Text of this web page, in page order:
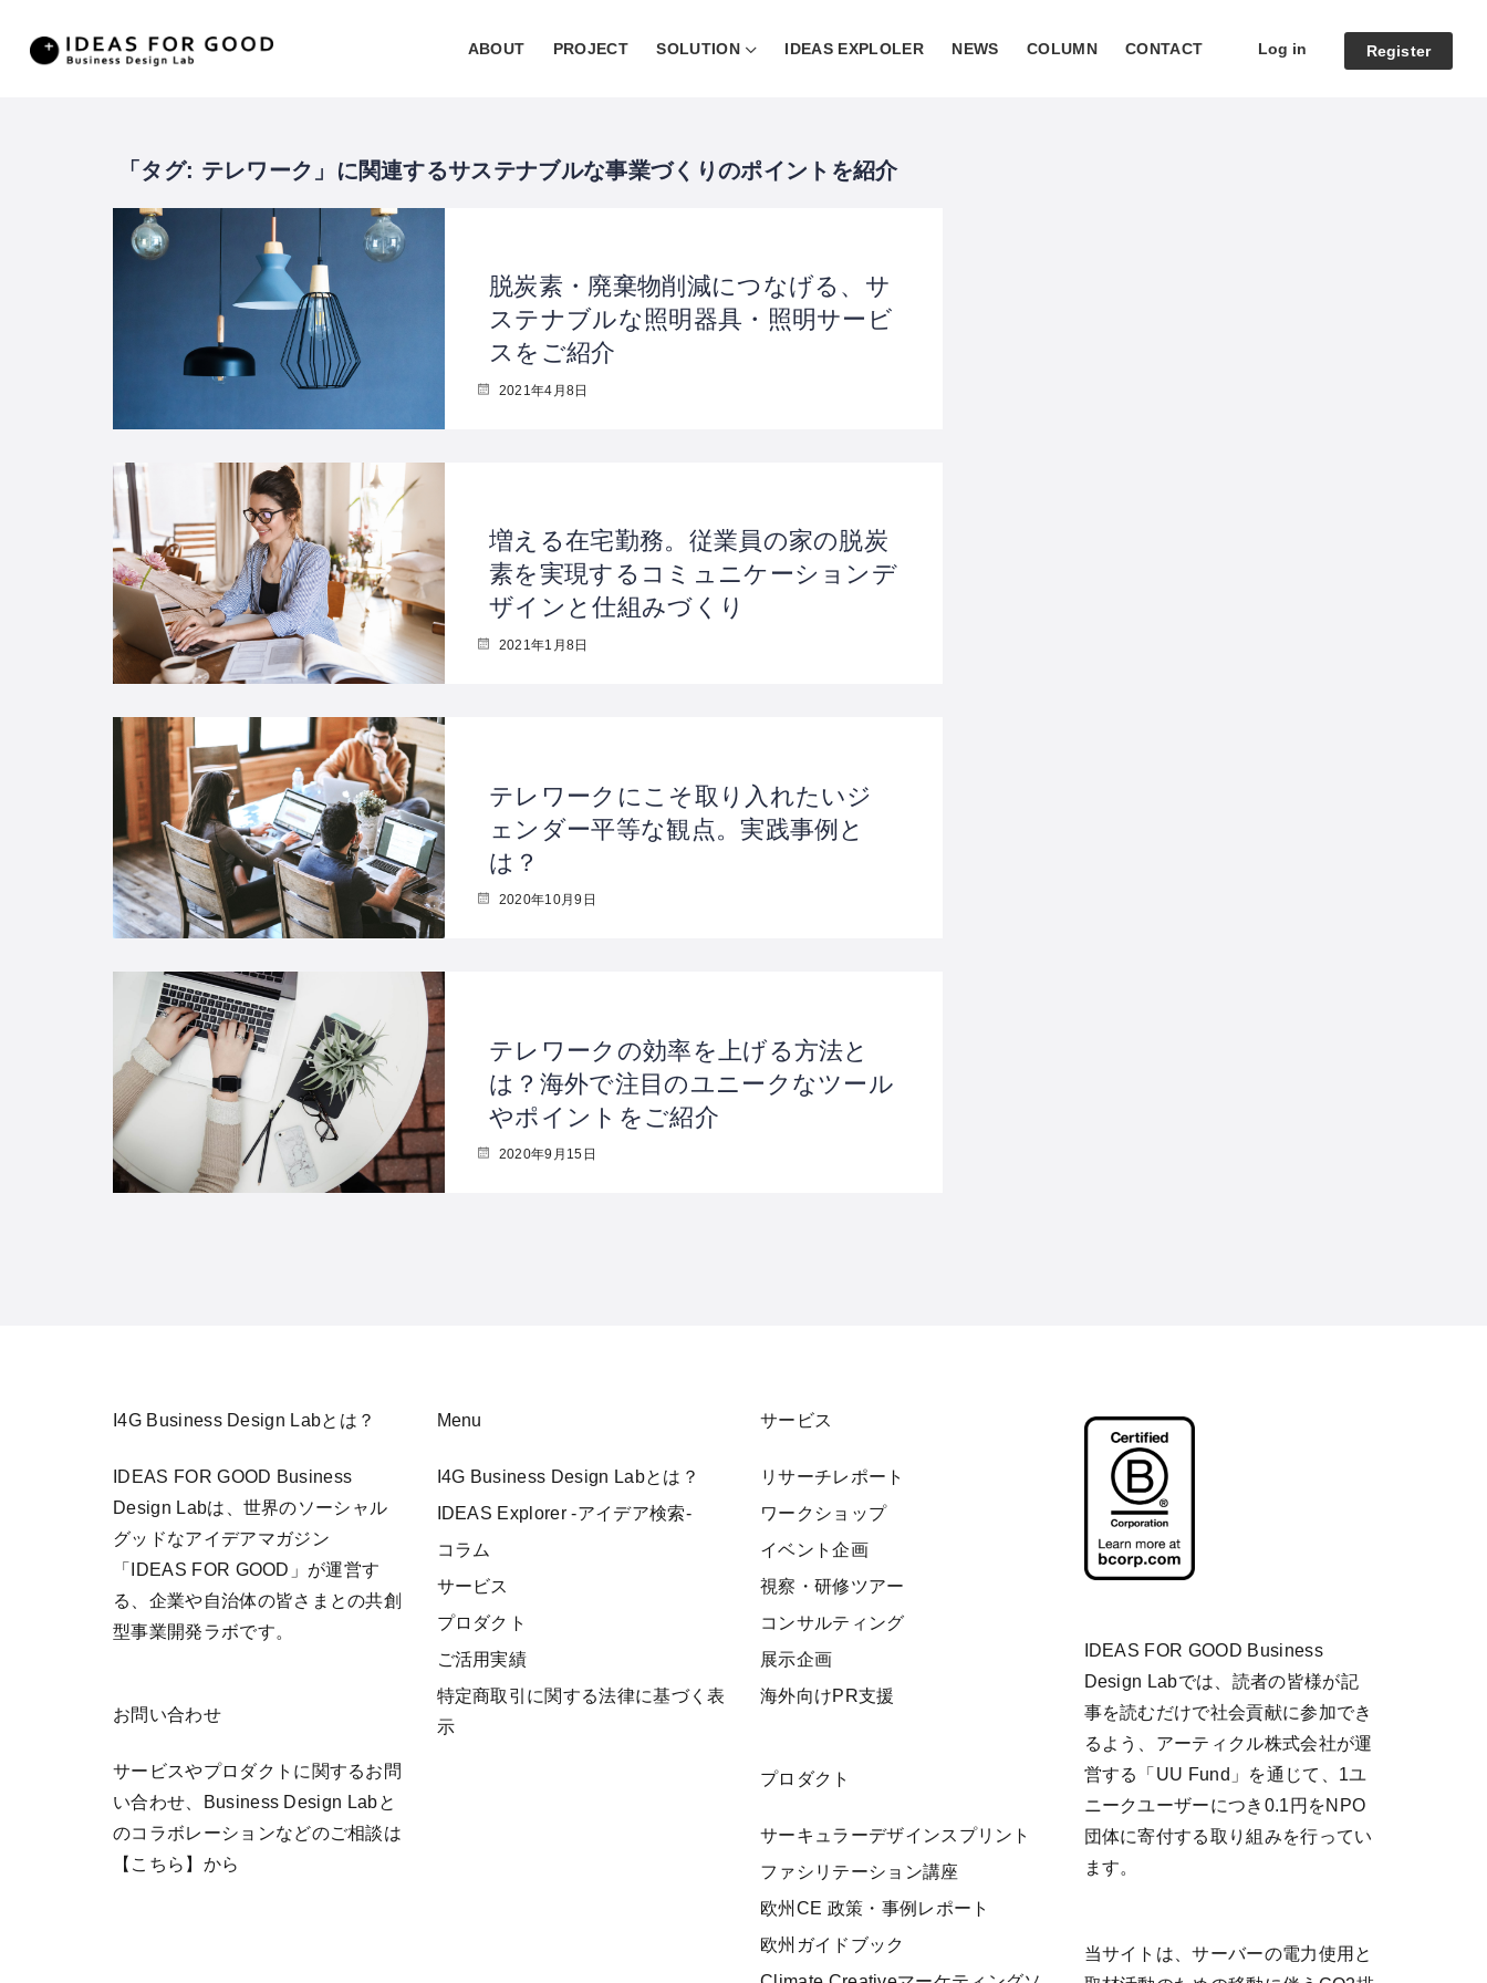
ABOUT PROJECT SOLUTION IDEAS EXPLOLER NEWS COLUMN CONTACT Log in Register
タグ: テレワーク
脱炭素・廃棄物削減につなげる、サ
ステナブルな照明器具・照明サービ
スをご紹介
2021年4月8日
増える在宅勤務。従業員の家の脱炭
素を実現するコミュニケーションデ
ザインと仕組みづくり
2021年1月8日
テレワークにこそ取り入れたいジ
ェンダー平等な観点。実践事例と
は？
2020年10月9日
テレワークの効率を上げる方法と
は？海外で注目のユニークなツール
やポイントをご紹介
2020年9月15日
I4G Business Design Labとは？
IDEAS FOR GOOD Business
Design Labは、世界のソーシャル
グッドなアイデアマガジン
「IDEAS FOR GOOD」が運営す
る、企業や自治体の皆さまとの共創
型事業開発ラボです。
お問い合わせ
サービスやプロダクトに関するお問
い合わせ、Business Design Labと
のコラボレーションなどのご相談は
【こちら】 から
Menu
I4G Business Design Labとは？
IDEAS Explorer -アイデア検索-
コラム
サービス
プロダクト
ご活用実績
特定商取引に関する法律に基づく表
示
サービス
リサーチレポート
ワークショップ
イベント企画
視察・研修ツアー
コンサルティング
展示企画
海外向けPR支援
プロダクト
サーキュラーデザインスプリント
ファシリテーション講座
欧州CE 政策・事例レポート
欧州ガイドブック
IDEAS FOR GOOD Business
Design Labでは、読者の皆様が記
事を読むだけで社会貢献に参加でき
るよう、アーティクル株式会社が運
営する「 UU Fund 」を通じて、1ユ
ニークユーザーにつき0.1円をNPO
団体に寄付する取り組みを行ってい
ます。
当サイトは、サーバーの電力使用と